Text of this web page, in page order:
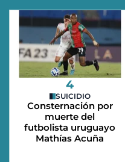
4
SUICIDIO
Consternación por
muerte del
futbolista uruguayo
Mathías Acuña